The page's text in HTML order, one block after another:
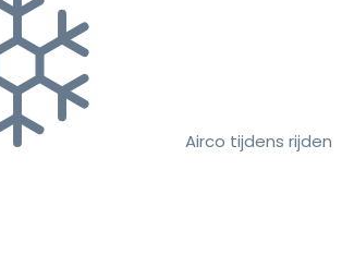
Airco tijdens rijden